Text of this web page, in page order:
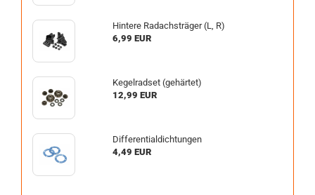
Hintere Radachsträger (L, R)
6,99 EUR
Kegelradset (gehärtet)
12,99 EUR
Differentialdichtungen
4,49 EUR